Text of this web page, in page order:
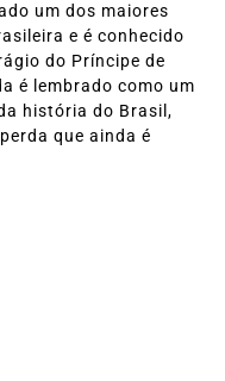
um dos maiores
e é conhecido
do Príncipe de
é lembrado como um
história do Brasil,
que ainda é